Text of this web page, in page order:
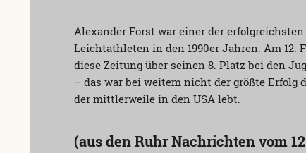
Alexander Forst war einer der
Leichtathleten in den 1990er Jahren. Am 12.
diese Zeitung über seinen 8. Platz bei den
– das war bei weitem nicht der größte Erfolg
der mittlerweile in den USA lebt.
(aus den Ruhr Nachrichten vom